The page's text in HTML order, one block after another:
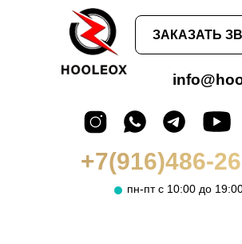
+7(916)486-
пн-пт с 10:00 до
ЗАКАЗАТЬ